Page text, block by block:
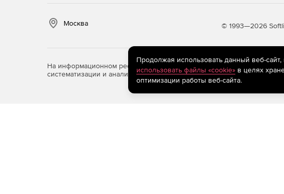
Москва © 1993—2026
На информационном ресурсе store.softline.ru применяются
систематизации и анализа сведений, относящихся к
Продолжая использовать данный веб-
использовать файлы «cookie»в целях
оптимизации работы веб-сайта.